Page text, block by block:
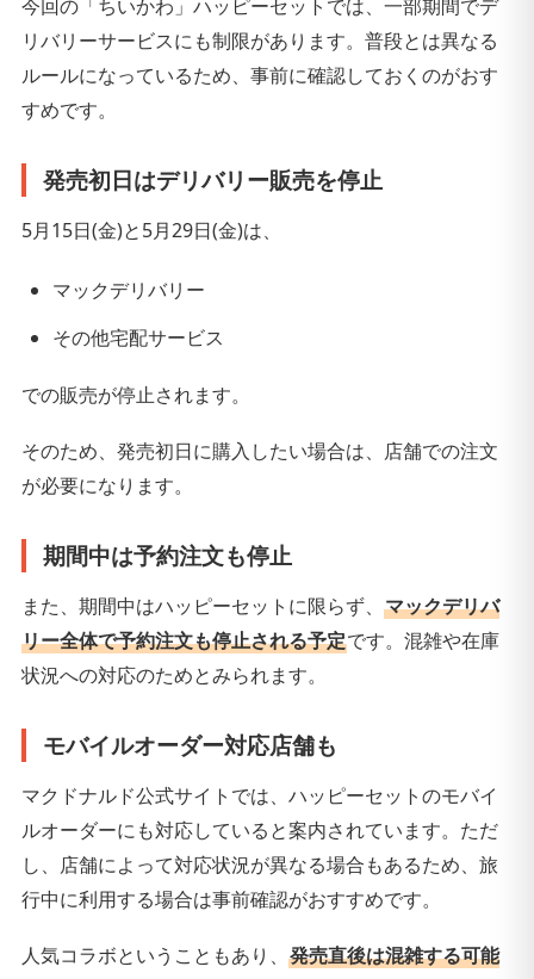
今回の「ちいかわ」ハッピーセットでは、一部期間でデ
リバリーサービスにも制限があります。普段とは異なる
ルールになっているため、事前に確認しておくのがおす
すめです。
発売初日はデリバリー販売を停止
5月15日(金)と5月29日(金)は、
マックデリバリー
その他宅配サービス
での販売が停止されます。
そのため、発売初日に購入したい場合は、店舗での注文
が必要になります。
期間中は予約注文も停止
また、期間中はハッピーセットに限らず、 マックデリバ
リー全体で予約注文も停止される予定です。混雑や在庫
状況への対応のためとみられます。
モバイルオーダー対応店舗も
マクドナルド公式サイトでは、ハッピーセットのモバイ
ルオーダーにも対応していると案内されています。ただ
し、店舗によって対応状況が異なる場合もあるため、旅
行中に利用する場合は事前確認がおすすめです。
人気コラボということもあり、 発売直後は混雑する可能